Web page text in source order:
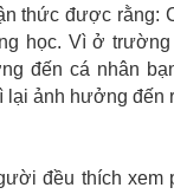
thức được rằng:
học. Vì ở
đến cá nhân
lại ảnh hưởng đến
đều thích xem